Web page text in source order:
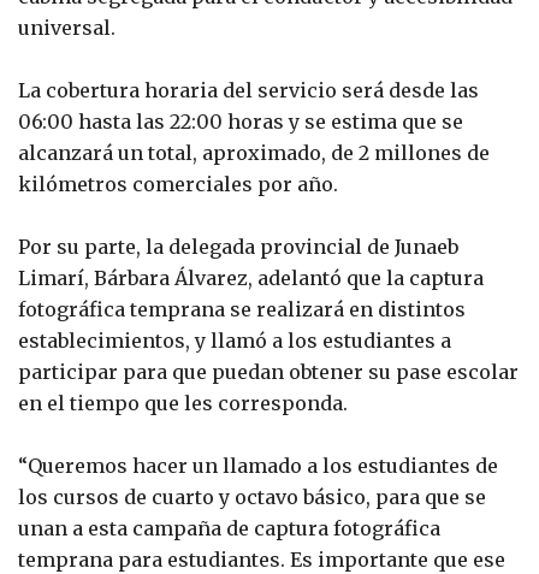
universal.
La cobertura horaria del servicio será desde las
06:00 hasta las 22:00 horas y se estima que se
alcanzará un total, aproximado, de 2 millones de
kilómetros comerciales por año.
Por su parte, la delegada provincial de Junaeb
Limarí, Bárbara Álvarez, adelantó que la captura
fotográfica temprana se realizará en distintos
establecimientos, y llamó a los estudiantes a
participar para que puedan obtener su pase escolar
en el tiempo que les corresponda.
“Queremos hacer un llamado a los estudiantes de
los cursos de cuarto y octavo básico, para que se
unan a esta campaña de captura fotográfica
temprana para estudiantes. Es importante que ese